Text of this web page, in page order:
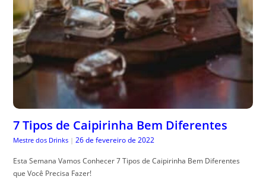
7 Tipos de Caipirinha Bem Diferentes
Mestre dos Drinks | 26 de fevereiro de 2022
Esta Semana Vamos Conhecer 7 Tipos de Caipirinha Bem Diferentes
que Você Precisa Fazer!